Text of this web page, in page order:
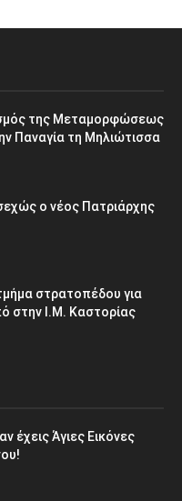
της Μεταμορφώσεως
Παναγία τη Μηλιώτισσα
ο νέος Πατριάρχης
στρατοπέδου για
στην Ι.Μ. Καστορίας
έχεις Άγιες Εικόνες